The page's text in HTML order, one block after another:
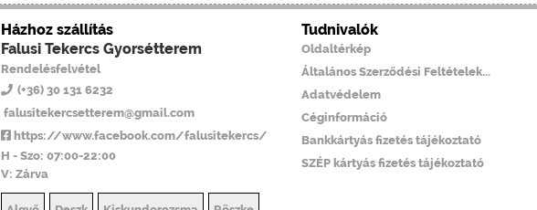
Házhoz szállítás
Falusi Tekercs Gyorsétterem
Rendelésfelvétel
(+36) 30 131 6232
falusitekercsetterem@gmail.com
https://www.facebook.com/falusitekercs/
H - Szo: 07:00-22:00
V: Zárva
Tudnivalók
Oldaltérkép
Általános Szerződési Feltételek...
Adatvédelem
Céginformáció
Bankkártyás fizetés tájékoztató
SZÉP kártyás fizetés tájékoztató